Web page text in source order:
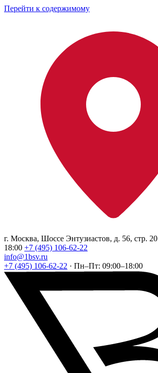
Перейти к содержимому
г. Москва, Шоссе Энтузиастов, д. 56, стр. 20
18:00 +7 (495) 106-62-22
info@1bsv.ru
+7 (495) 106-62-22 · Пн–Пт: 09:00–18:00